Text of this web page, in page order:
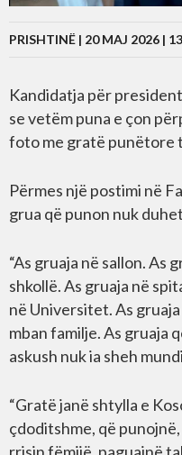
PRISHTINË | 20 MAJ 2026 |
Kandidatja për
se vetëm puna e çon
foto me gratë punëtore
Përmes një postimi në
grua që punon nuk
“As gruaja në sallon. As
shkollë. As gruaja në
në Universitet. As
mban familje. As gruaja
askush nuk ia sheh
“Gratë janë shtylla e
çdoditshme, që